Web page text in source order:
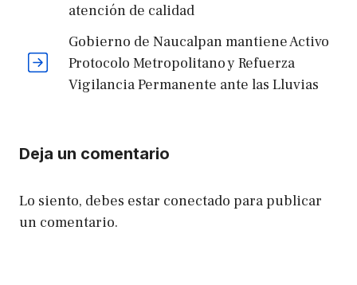
atención de calidad
Gobierno de Naucalpan mantiene Activo
Protocolo Metropolitano y Refuerza
Vigilancia Permanente ante las Lluvias
Deja un comentario
Lo siento, debes estar conectado para publicar
un comentario.